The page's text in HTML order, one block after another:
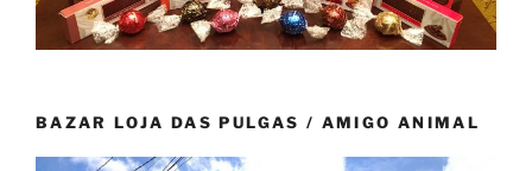
BAZAR LOJA DAS PULGAS / AMIGO ANIMAL